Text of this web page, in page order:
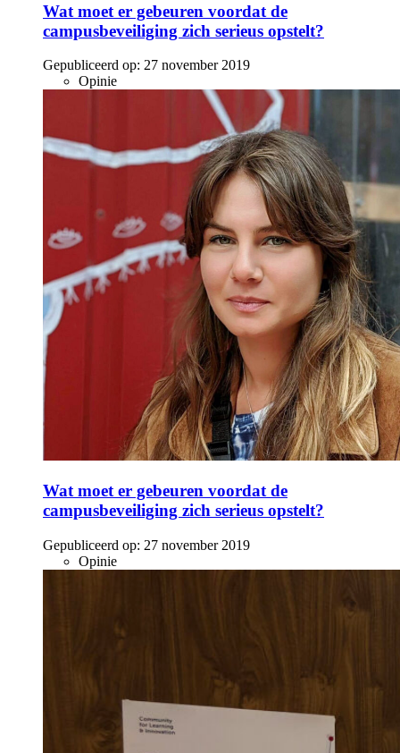
Wat moet er gebeuren voordat de
campusbeveiliging zich serieus opstelt?
Gepubliceerd op: 27 november 2019
Opinie
Wat moet er gebeuren voordat de
campusbeveiliging zich serieus opstelt?
Gepubliceerd op: 27 november 2019
Opinie